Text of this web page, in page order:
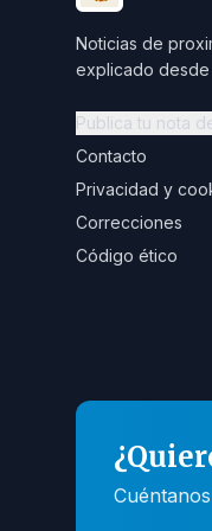
Noticias de
explicado desde
Publica tu nota
Contacto
Privacidad y
Correcciones
Código ético